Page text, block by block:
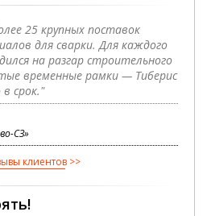
25 крупных поставок
для сварки. Для каждого
на разгар строительного
временные рамки — Тиберис
срок."
СЗ»
клиентов